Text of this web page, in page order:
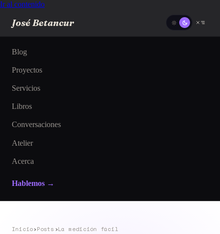
Ir al contenido
José Betancur
Blog
Proyectos
Servicios
Libros
Conversaciones
Atelier
Acerca
Hablemos →
Inicio›Posts ›La medición fácil